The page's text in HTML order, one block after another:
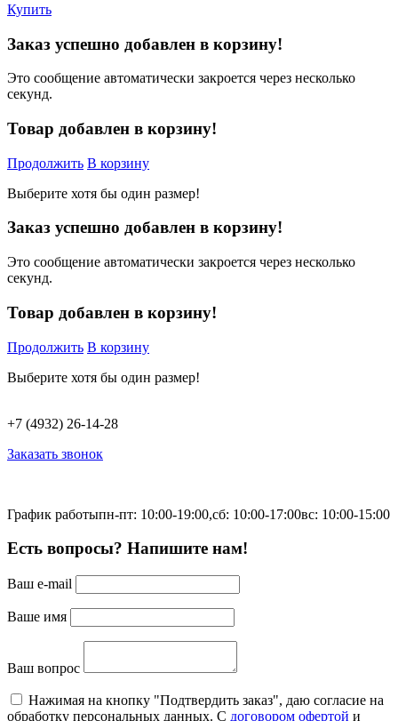
Купить
Заказ успешно добавлен в корзину!
Это сообщение автоматически закроется через несколько
секунд.
Товар добавлен в корзину!
Продолжить В корзину
Выберите хотя бы один размер!
Заказ успешно добавлен в корзину!
Это сообщение автоматически закроется через несколько
секунд.
Товар добавлен в корзину!
Продолжить В корзину
Выберите хотя бы один размер!
+7 (4932) 26-14-28
Заказать звонок
График работыпн-пт: 10:00-19:00,сб: 10:00-17:00вс: 10:00-15:00
Есть вопросы? Напишите нам!
Ваш e-mail
Ваше имя
Ваш вопрос
Нажимая на кнопку "Подтвердить заказ", даю согласие на
обработку персональных данных. С договором офертой и